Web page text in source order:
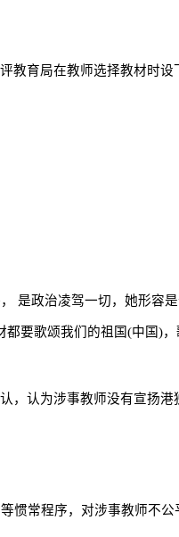
教育局在教师选择教材时
是政治凌驾一切，她形容是
都要歌颂我们的祖国(中国)，
，认为涉事教师没有宣扬
常程序，对涉事教师不公